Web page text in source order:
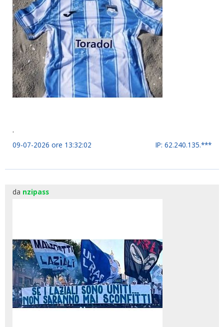
.
09-07-2026 ore 13:32:02 IP: 62.240.135.***
da nzipass